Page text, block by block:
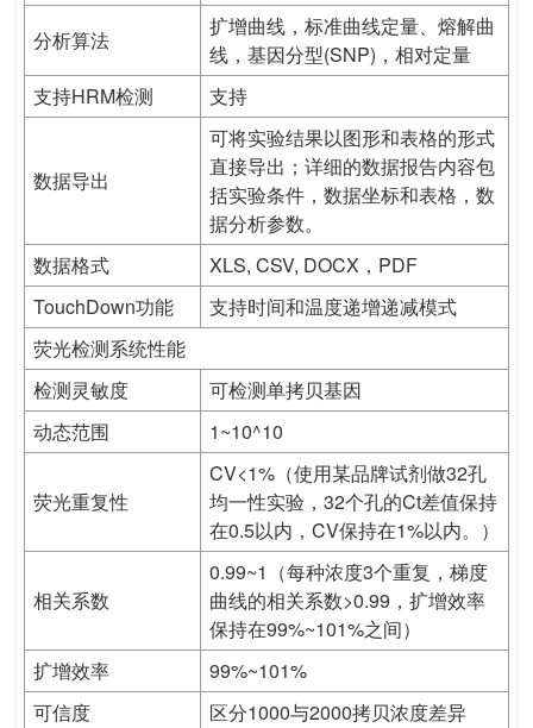
分析算法
扩增曲线，标准曲线定量、熔解曲
线，基因分型(SNP)，相对定量
支持HRM检测
支持
数据导出
可将实验结果以图形和表格的形式
直接导出；详细的数据报告内容包
括实验条件，数据坐标和表格，数
据分析参数。
数据格式
XLS, CSV, DOCX，PDF
TouchDown功能
支持时间和温度递增递减模式
荧光检测系统性能
检测灵敏度
可检测单拷贝基因
动态范围
1~10^10
荧光重复性
CV<1%（使用某品牌试剂做32孔
均一性实验，32个孔的Ct差值保持
在0.5以内，CV保持在1%以内。）
相关系数
0.99~1（每种浓度3个重复，梯度
曲线的相关系数>0.99，扩增效率
保持在99%~101%之间）
扩增效率
99%~101%
可信度
区分1000与2000拷贝浓度差异